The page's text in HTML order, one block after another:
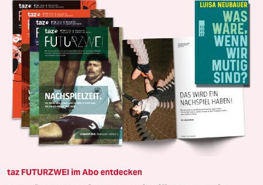
taz FUTURZWEI im Abo entdecken